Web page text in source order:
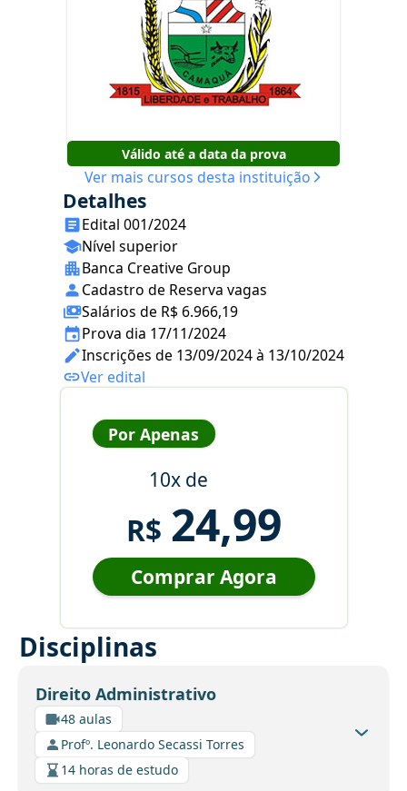
Válido até a data da prova
Ver mais cursos desta instituição
Detalhes
Edital 001/2024
Nível superior
Banca Creative Group
Cadastro de Reserva vagas
Salários de R$ 6.966,19
Prova dia 17/11/2024
Inscrições de 13/09/2024 à 13/10/2024
Ver edital
Por Apenas
10x de
R$ 24,99
Comprar Agora
Disciplinas
Direito Administrativo
48 aulas
Profº. Leonardo Secassi Torres
14 horas de estudo